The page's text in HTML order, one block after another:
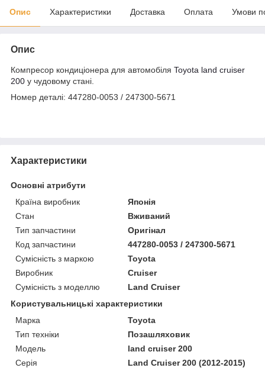
Опис Характеристики Доставка Оплата Умови
Опис
Компресор кондиціонера для автомобіля Toyota land cruiser
200 у чудовому стані.
Номер деталі: 447280-0053 / 247300-5671
Характеристики
Основні атрибути
Країна виробник
Японія
Стан
Вживаний
Тип запчастини
Оригінал
Код запчастини
447280-0053 / 247300-5671
Сумісність з маркою
Toyota
Виробник
Cruiser
Сумісність з моделлю
Land Cruiser
Користувальницькі характеристики
Марка
Toyota
Тип техніки
Позашляховик
Модель
land cruiser 200
Серія
Land Cruiser 200 (2012-2015)